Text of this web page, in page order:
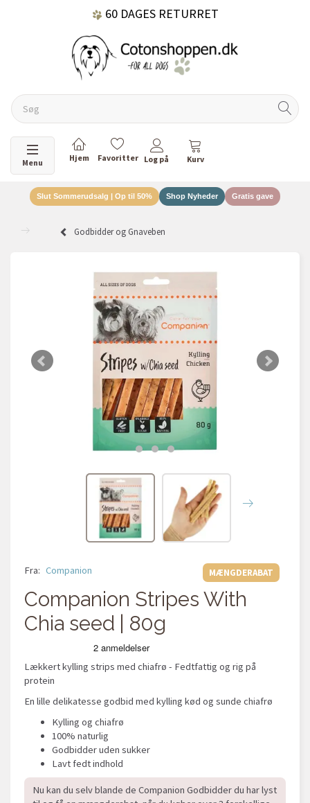
60 DAGES RETURRET
DANSKEJET VIRKSOMHED
Skifte navigation
Menu
Slut Sommerudsalg | Op til 50% Shop Nyheder Gratis gave
Godbidder og Gnaveben
MÆNGDERABAT
Fra: Companion
Companion Stripes With
Chia seed | 80g
Lækkert kylling strips med chiafrø - Fedtfattig og rig på
protein
En lille delikatesse godbid med kylling kød og sunde chiafrø
Kylling og chiafrø
100% naturlig
Godbidder uden sukker
Lavt fedt indhold
Nu kan du selv blande de Companion Godbidder du har lyst